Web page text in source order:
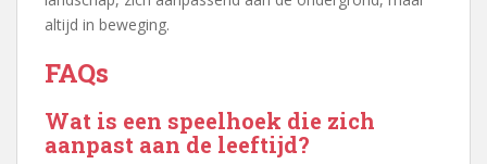
altijd in beweging.
FAQs
Wat is een speelhoek die zich
aanpast aan de leeftijd?